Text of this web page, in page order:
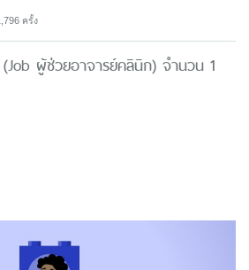
ครั้ง
ผู้ช่วยอาจารย์คลินิก) จำนวน 1